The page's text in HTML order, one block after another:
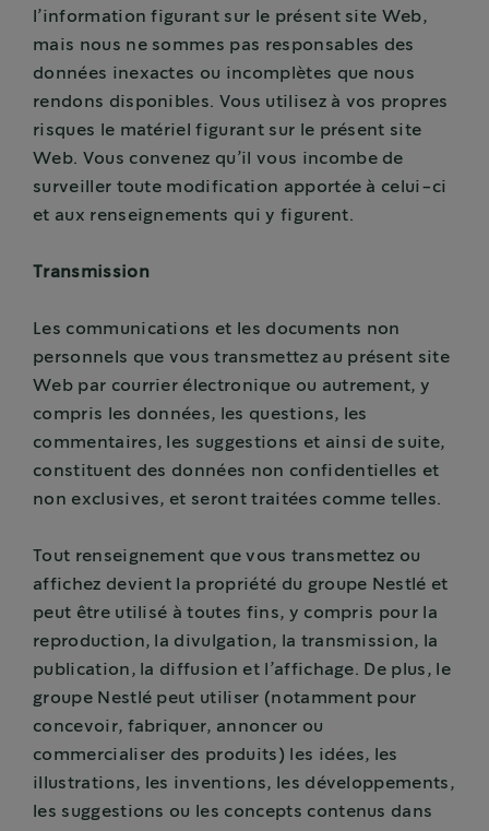
l’information figurant sur le présent site Web,
mais nous ne sommes pas responsables des
données inexactes ou incomplètes que nous
rendons disponibles. Vous utilisez à vos propres
risques le matériel figurant sur le présent site
Web. Vous convenez qu’il vous incombe de
surveiller toute modification apportée à celui-ci
et aux renseignements qui y figurent.
Transmission
Les communications et les documents non
personnels que vous transmettez au présent site
Web par courrier électronique ou autrement, y
compris les données, les questions, les
commentaires, les suggestions et ainsi de suite,
constituent des données non confidentielles et
non exclusives, et seront traitées comme telles.
Tout renseignement que vous transmettez ou
affichez devient la propriété du groupe Nestlé et
peut être utilisé à toutes fins, y compris pour la
reproduction, la divulgation, la transmission, la
publication, la diffusion et l’affichage. De plus, le
groupe Nestlé peut utiliser (notamment pour
concevoir, fabriquer, annoncer ou
commercialiser des produits) les idées, les
illustrations, les inventions, les développements,
les suggestions ou les concepts contenus dans